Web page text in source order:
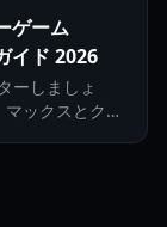
ゲーム
イド 2026
ーしましょ
ックスとクロ